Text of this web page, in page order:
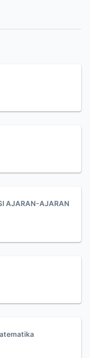
AJARAN-AJARAN